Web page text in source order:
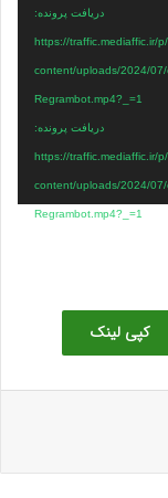
دریافت پرونده:
https://traffic.mediaffic.ir/
content/uploads/2024/
Regrambot.mp4?_=1
دریافت پرونده:
https://traffic.mediaffic.ir/
content/uploads/2024/
Regrambot.mp4?_=1
کپی لینک